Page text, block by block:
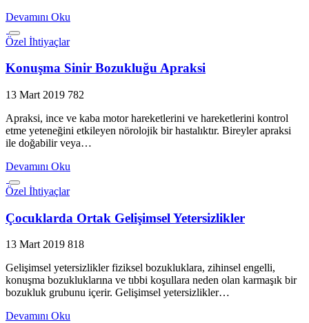
Devamını Oku
Özel İhtiyaçlar
Konuşma Sinir Bozukluğu Apraksi
13 Mart 2019 782
Apraksi, ince ve kaba motor hareketlerini ve hareketlerini kontrol
etme yeteneğini etkileyen nörolojik bir hastalıktır. Bireyler apraksi
ile doğabilir veya…
Devamını Oku
Özel İhtiyaçlar
Çocuklarda Ortak Gelişimsel Yetersizlikler
13 Mart 2019 818
Gelişimsel yetersizlikler fiziksel bozukluklara, zihinsel engelli,
konuşma bozukluklarına ve tıbbi koşullara neden olan karmaşık bir
bozukluk grubunu içerir. Gelişimsel yetersizlikler…
Devamını Oku